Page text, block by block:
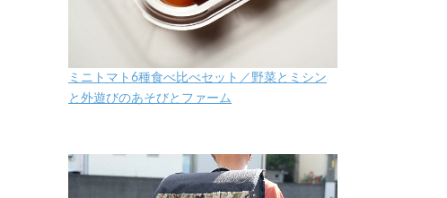
ミニトマト6種食べ比べセット／野菜とミシン
と外遊びのあそびとファーム